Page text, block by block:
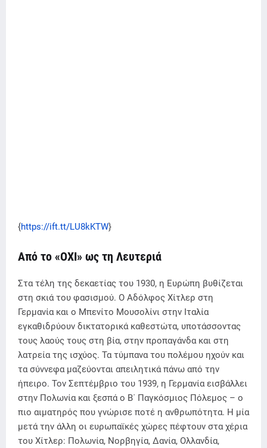
{https://ift.tt/LU8kKTW}
Από το «ΟΧΙ» ως τη Λευτεριά
Στα τέλη της δεκαετίας του 1930, η Ευρώπη βυθίζεται
στη σκιά του φασισμού. Ο Αδόλφος Χίτλερ στη
Γερμανία και ο Μπενίτο Μουσολίνι στην Ιταλία
εγκαθιδρύουν δικτατορικά καθεστώτα, υποτάσσοντας
τους λαούς τους στη βία, στην προπαγάνδα και στη
λατρεία της ισχύος. Τα τύμπανα του πολέμου ηχούν και
τα σύννεφα μαζεύονται απειλητικά πάνω από την
ήπειρο. Τον Σεπτέμβριο του 1939, η Γερμανία εισβάλλει
στην Πολωνία και ξεσπά ο Β΄ Παγκόσμιος Πόλεμος – ο
πιο αιματηρός που γνώρισε ποτέ η ανθρωπότητα. Η μία
μετά την άλλη οι ευρωπαϊκές χώρες πέφτουν στα χέρια
του Χίτλερ: Πολωνία, Νορβηγία, Δανία, Ολλανδία,